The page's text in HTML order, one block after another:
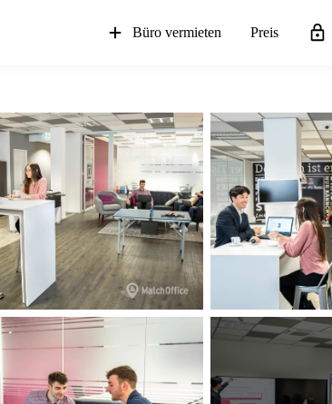
Büro vermieten Preis